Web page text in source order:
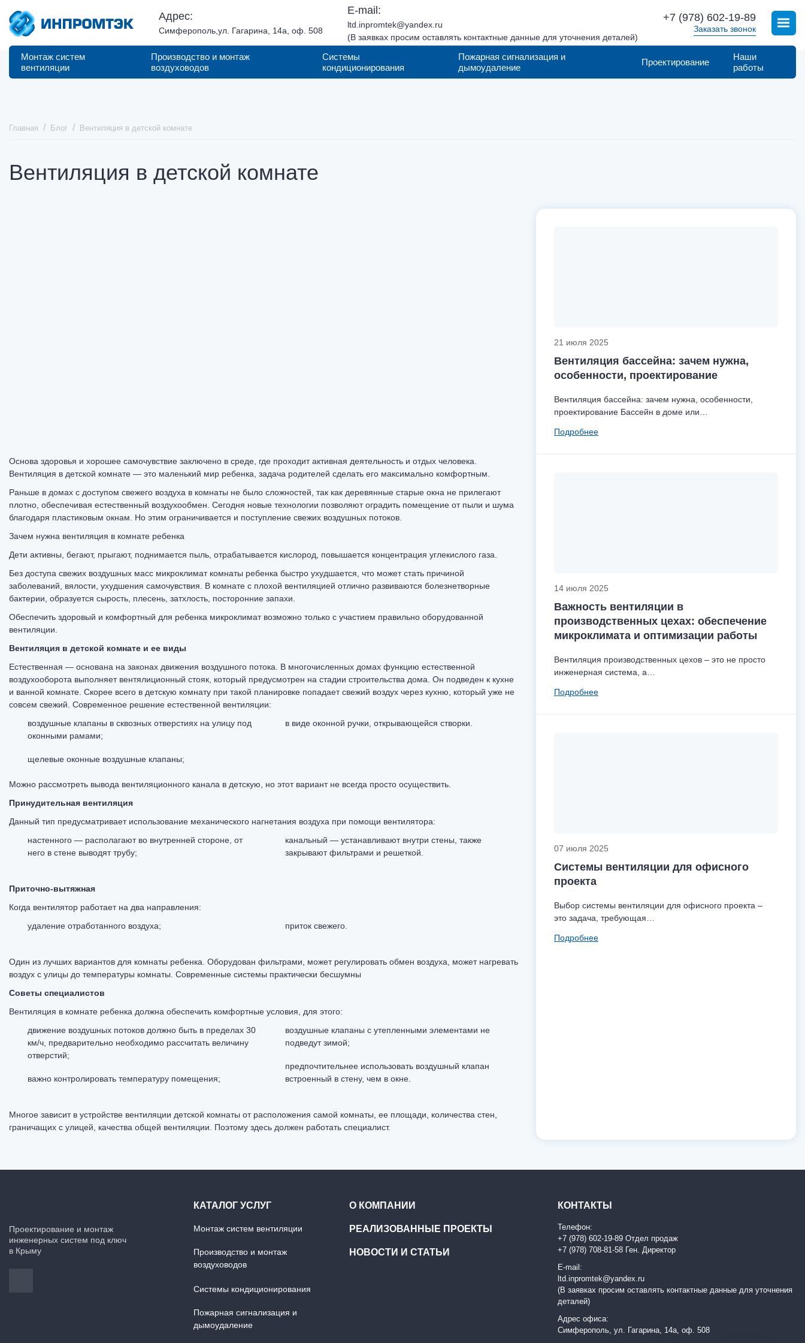
Адрес:
Симферополь,ул. Гагарина, 14а, оф. 508
E-mail:
ltd.inpromtek@yandex.ru
(В заявках просим оставлять контактные данные для уточнения деталей)
+7 (978) 602-19-89
Заказать звонок
Монтаж систем
вентиляции
Производство и монтаж
воздуховодов
Системы
кондиционирования
Пожарная сигнализация и
дымоудаление
Проектирование
Наши
работы
Главная Блог Вентиляция в детской комнате
Вентиляция в детской комнате
Основа здоровья и хорошее самочувствие заключено в среде, где проходит активная деятельность и отдых человека.
Вентиляция в детской комнате — это маленький мир ребенка, задача родителей сделать его максимально комфортным.
Раньше в домах с доступом свежего воздуха в комнаты не было сложностей, так как деревянные старые окна не прилегают
плотно, обеспечивая естественный воздухообмен. Сегодня новые технологии позволяют оградить помещение от пыли и шума
благодаря пластиковым окнам. Но этим ограничивается и поступление свежих воздушных потоков.
Зачем нужна вентиляция в комнате ребенка
Дети активны, бегают, прыгают, поднимается пыль, отрабатывается кислород, повышается концентрация углекислого газа.
Без доступа свежих воздушных масс микроклимат комнаты ребенка быстро ухудшается, что может стать причиной
заболеваний, вялости, ухудшения самочувствия. В комнате с плохой вентиляцией отлично развиваются болезнетворные
бактерии, образуется сырость, плесень, затхлость, посторонние запахи.
Обеспечить здоровый и комфортный для ребенка микроклимат возможно только с участием правильно оборудованной
вентиляции.
Вентиляция в детской комнате и ее виды
Естественная — основана на законах движения воздушного потока. В многочисленных домах функцию естественной
воздухооборота выполняет вентялиционный стояк, который предусмотрен на стадии строительства дома. Он подведен к кухне
и ванной комнате. Скорее всего в детскую комнату при такой планировке попадает свежий воздух через кухню, который уже не
совсем свежий. Современное решение естественной вентиляции:
воздушные клапаны в сквозных отверстиях на улицу под
оконными рамами;
щелевые оконные воздушные клапаны;
в виде оконной ручки, открывающейся створки.
Можно рассмотреть вывода вентиляционного канала в детскую, но этот вариант не всегда просто осуществить.
Принудительная вентиляция
Данный тип предусматривает использование механического нагнетания воздуха при помощи вентилятора:
настенного — располагают во внутренней стороне, от
него в стене выводят трубу;
канальный — устанавливают внутри стены, также
закрывают фильтрами и решеткой.
Приточно-вытяжная
Когда вентилятор работает на два направления:
удаление отработанного воздуха;
приток свежего.
Один из лучших вариантов для комнаты ребенка. Оборудован фильтрами, может регулировать обмен воздуха, может нагревать
воздух с улицы до температуры комнаты. Современные системы практически бесшумны
Советы специалистов
Вентиляция в комнате ребенка должна обеспечить комфортные условия, для этого:
движение воздушных потоков должно быть в пределах 30
км/ч, предварительно необходимо рассчитать величину
отверстий;
важно контролировать температуру помещения;
воздушные клапаны с утепленными элементами не
подведут зимой;
предпочтительнее использовать воздушный клапан
встроенный в стену, чем в окне.
Многое зависит в устройстве вентиляции детской комнаты от расположения самой комнаты, ее площади, количества стен,
граничащих с улицей, качества общей вентиляции. Поэтому здесь должен работать специалист.
21 июля 2025
Вентиляция бассейна: зачем нужна,
особенности, проектирование
Вентиляция бассейна: зачем нужна, особенности,
проектирование Бассейн в доме или…
Подробнее
14 июля 2025
Важность вентиляции в
производственных цехах: обеспечение
микроклимата и оптимизации работы
Вентиляция производственных цехов – это не просто
инженерная система, а…
Подробнее
07 июля 2025
Системы вентиляции для офисного
проекта
Выбор системы вентиляции для офисного проекта –
это задача, требующая…
Подробнее
Проектирование и монтаж
инженерных систем под ключ
в Крыму
КАТАЛОГ УСЛУГ
Монтаж систем вентиляции
Производство и монтаж
воздуховодов
Системы кондиционирования
Пожарная сигнализация и
дымоудаление
О КОМПАНИИ
РЕАЛИЗОВАННЫЕ ПРОЕКТЫ
НОВОСТИ И СТАТЬИ
КОНТАКТЫ
Телефон:
+7 (978) 602-19-89 Отдел продаж
+7 (978) 708-81-58 Ген. Директор
E-mail:
ltd.inpromtek@yandex.ru
(В заявках просим оставлять контактные данные для уточнения
деталей)
Адрес офиса:
Симферополь, ул. Гагарина, 14а, оф. 508
Согласие на обработку персональных